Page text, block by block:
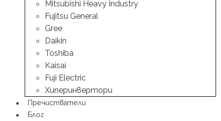
Mitsubishi Heavy Industry
Fujitsu General
Gree
Daikin
Toshiba
Kaisai
Fuji Electric
Хиперинвертори
Пречистватели
Блог